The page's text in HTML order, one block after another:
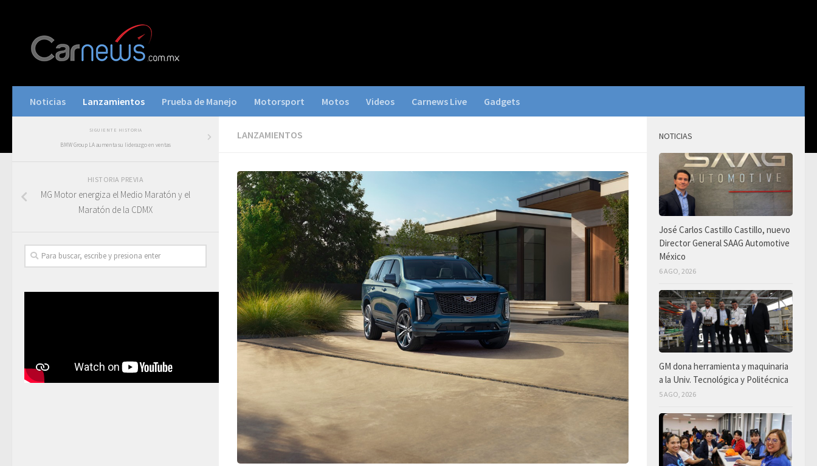
Noticias Lanzamientos Prueba de Manejo Motorsport Motos Videos Carnews Live Gadgets
LANZAMIENTOS
SIGUIENTE HISTORIA
BMW Group LA aumenta su liderazgo en ventas
HISTORIA PREVIA
MG Motor energiza el Medio Maratón y el
Maratón de la CDMX
NOTICIAS
José Carlos Castillo Castillo, nuevo
Director General SAAG Automotive
México
6 AGO, 2026
GM dona herramienta y maquinaria
a la Univ. Tecnológica y Politécnica
5 AGO, 2026